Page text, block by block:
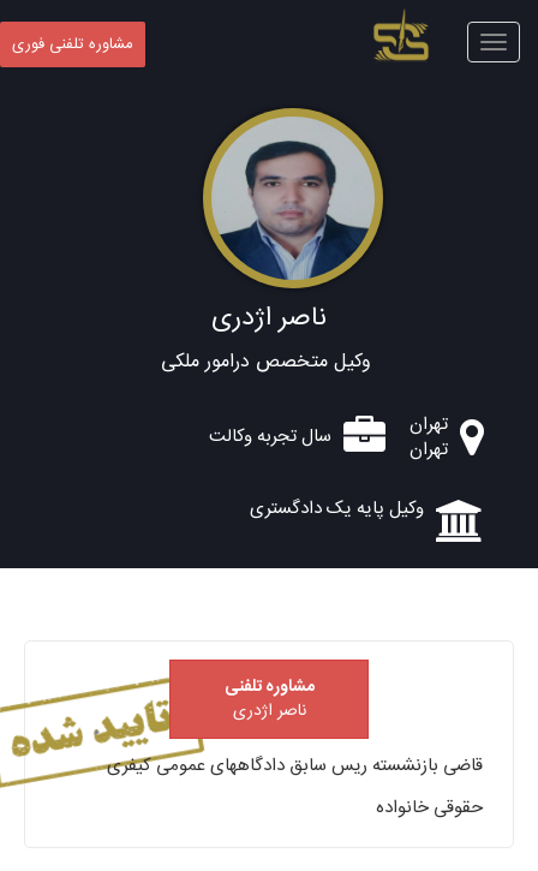
Toggle
navigation
مشاوره تلفنی فوری
ناصر اژدری
وکیل متخصص درامور ملکی
تهران
تهران
سال تجربه وکالت
وکیل پایه یک دادگستری
مشاوره تلفنی
ناصر اژدری
قاضی بازنشسته ریس سابق دادگاههای عمومی کیفری
حقوقی خانواده